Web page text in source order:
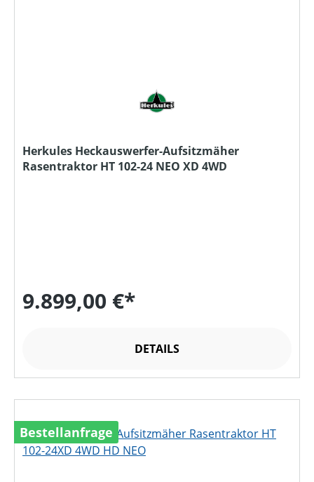
Herkules Heckauswerfer-Aufsitzmäher
Rasentraktor HT 102-24 NEO XD 4WD
9.899,00 €*
DETAILS
Bestellanfrage